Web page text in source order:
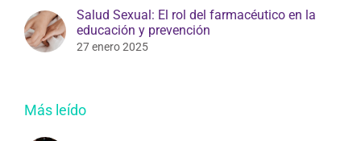
Salud Sexual: El rol del farmacéutico en la
educación y prevención
27 enero 2025
Más leído